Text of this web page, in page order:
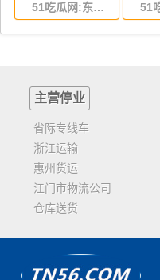
51吃瓜网:东莞到云南省物流运输,东莞到云南省物流公司
主营停业
省际专线车
浙江运输
惠州货运
江门市物流公司
仓库送货